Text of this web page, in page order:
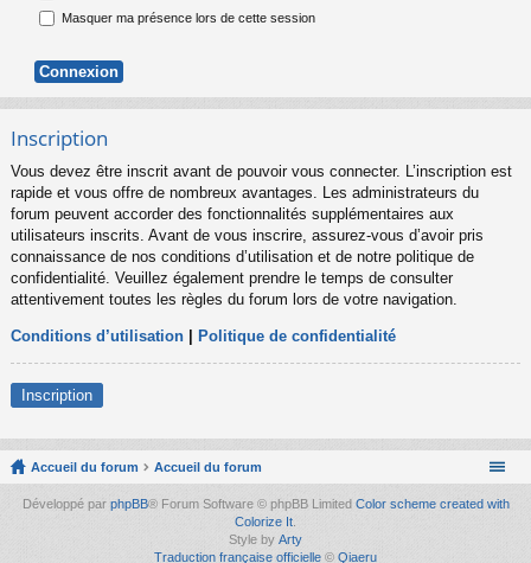
Masquer ma présence lors de cette session
Inscription
Vous devez être inscrit avant de pouvoir vous connecter. L’inscription est
rapide et vous offre de nombreux avantages. Les administrateurs du
forum peuvent accorder des fonctionnalités supplémentaires aux
utilisateurs inscrits. Avant de vous inscrire, assurez-vous d’avoir pris
connaissance de nos conditions d’utilisation et de notre politique de
confidentialité. Veuillez également prendre le temps de consulter
attentivement toutes les règles du forum lors de votre navigation.
Conditions d’utilisation Politique de confidentialité
Inscription
Accueil du forum Accueil du forum
Développé par phpBB® Forum Software © phpBB Limited Color scheme created with
Colorize It.
Style by Arty
Traduction française officielle © Qiaeru